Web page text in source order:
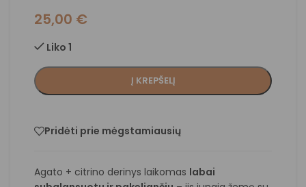
25,00 €
Liko 1
Į KREPŠELĮ
Pridėti prie mėgstamiausių
Agato + citrino derinys laikomas labai